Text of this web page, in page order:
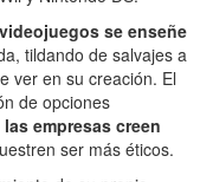
se enseñe
tildando de salvajes a
ver en su creación. El
de opciones
empresas creen
ser más éticos.